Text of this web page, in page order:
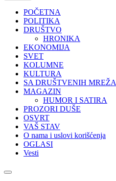
POČETNA
POLITIKA
DRUŠTVO
HRONIKA
EKONOMIJA
SVET
KOLUMNE
KULTURA
SA DRUŠTVENIH MREŽA
MAGAZIN
HUMOR I SATIRA
PROZORI DUŠE
OSVRT
VAŠ STAV
O nama i uslovi korišćenja
OGLASI
Vesti